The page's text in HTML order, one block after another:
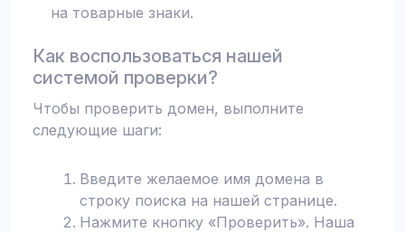
на товарные знаки.
Как воспользоваться нашей
системой проверки?
Чтобы проверить домен, выполните
следующие шаги:
Введите желаемое имя домена в
строку поиска на нашей странице.
Нажмите кнопку «Проверить». Наша